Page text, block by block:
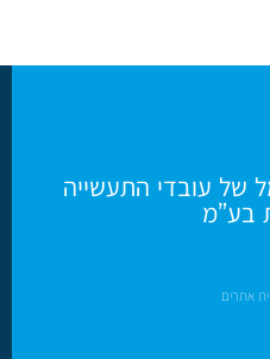
של עובדי התעשייה
בע”מ
אתרים